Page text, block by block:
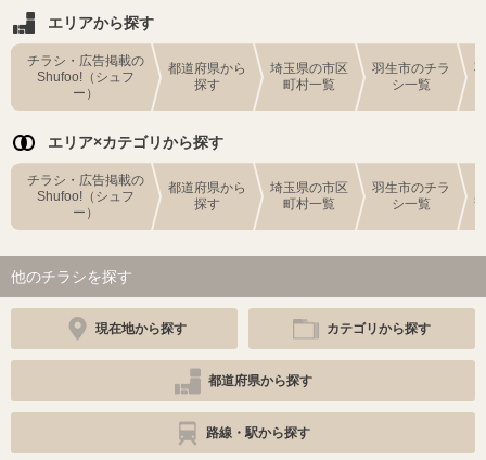
エリアから探す
チラシ・広告掲載の
Shufoo!（シュフ
ー）
都道府県から
探す
埼玉県の市区
町村一覧
羽生市のチラ
シ一覧
エリア×カテゴリから探す
チラシ・広告掲載の
Shufoo!（シュフ
ー）
都道府県から
探す
埼玉県の市区
町村一覧
羽生市のチラ
シ一覧
他のチラシを探す
現在地から探す カテゴリから探す
都道府県から探す
路線・駅から探す